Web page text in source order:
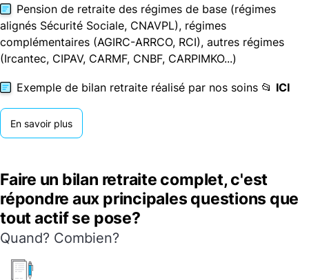
Pension de retraite des régimes de base (régimes
alignés Sécurité Sociale, CNAVPL), régimes
complémentaires (AGIRC-ARRCO, RCI), autres régimes
(Ircantec, CIPAV, CARMF, CNBF, CARPIMKO...)
Exemple de bilan retraite réalisé par nos soins 📂 ICI
En savoir plus
Faire un bilan retraite complet, c'est
répondre aux principales questions que
tout actif se pose?
Quand? Combien?